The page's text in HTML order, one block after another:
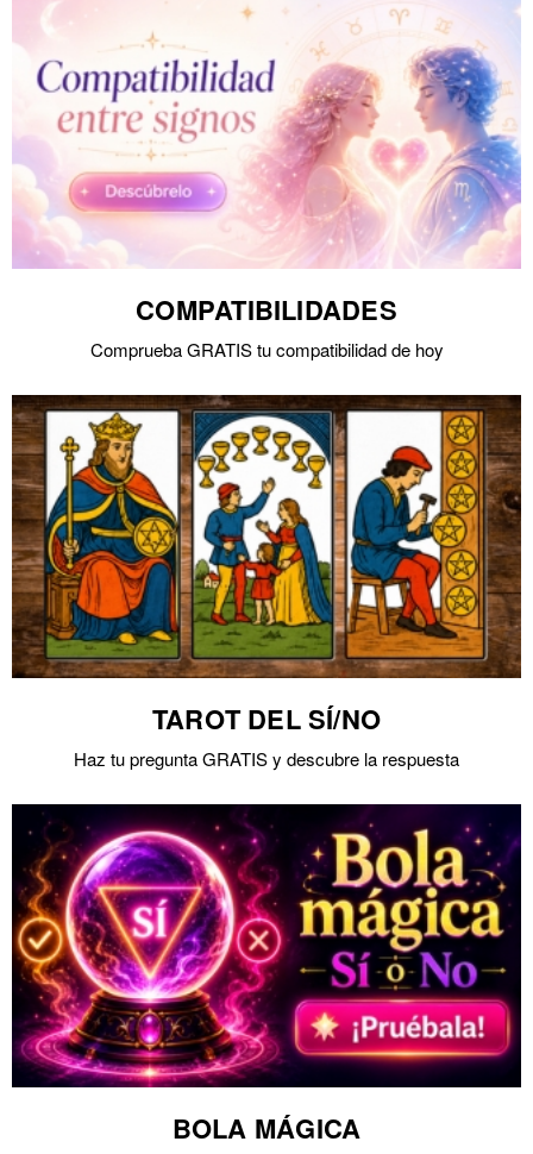
COMPATIBILIDADES
Comprueba GRATIS tu compatibilidad de hoy
TAROT DEL SÍ/NO
Haz tu pregunta GRATIS y descubre la respuesta
BOLA MÁGICA